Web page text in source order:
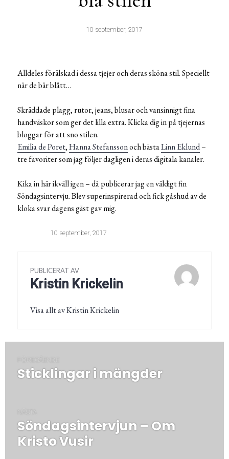
10 september, 2017
Alldeles förälskad i dessa tjejer och deras sköna stil. Speciellt
när de bär blått…
Skräddade plagg, rutor, jeans, blusar och vansinnigt fina
handväskor som ger det lilla extra. Klicka dig in på tjejernas
bloggar för att sno stilen.
Emilia de Poret,Hanna Stefanssonoch bästaLinn Eklund–
tre favoriter som jag följer dagligen i deras digitala kanaler.
Kika in här ikväll igen – då publicerar jag en väldigt fin
Söndagsintervju. Blev superinspirerad och fick gåshud av de
kloka svar dagens gäst gav mig.
10 september, 2017
PUBLICERAT AV
Kristin Krickelin
Visa allt av Kristin Krickelin
FÖREGÅENDE
Föregående
Sticklingar i mängder
NÄSTA
Nästa
post:
Söndagsintervjun – Om
Kristo Vusir